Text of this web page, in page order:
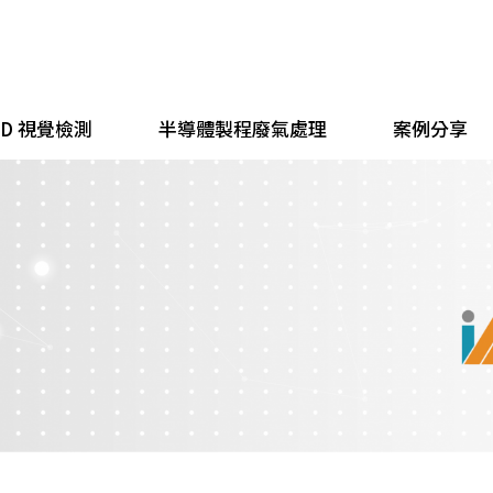
視覺檢測 半導體製程廢氣處理 案例分享